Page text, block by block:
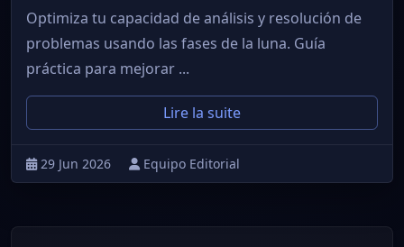
Optimiza tu capacidad de análisis y resolución de
problemas usando las fases de la luna. Guía
práctica para mejorar ...
Lire la suite
29 Jun 2026 Equipo Editorial